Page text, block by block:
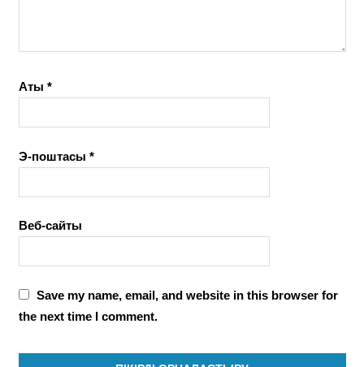
Аты *
Э-поштасы *
Веб-сайты
Save my name, email, and website in this browser for
the next time I comment.